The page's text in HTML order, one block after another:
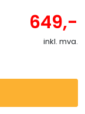
649,-
inkl. mva.